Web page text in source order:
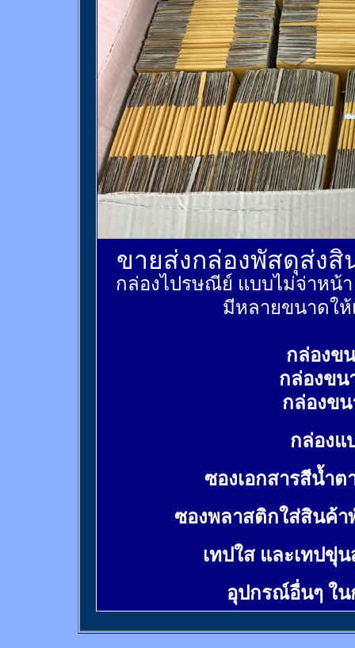
ขายส่งกล่องพัสดุส่ง
กล่องไปรษณีย์ แบบไม่จ่าหน้
มีหลายขนาดให้
กล่องข
กล่องขน
กล่องข
กล่องแ
ซองเอกสารสีน้ำต
ซองพลาสติกใส่สินค้า
เทปใส และเทปขุ่
อุปกรณ์อื่นๆ ใ